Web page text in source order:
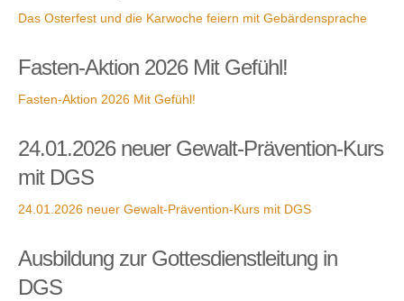
Das Osterfest und die Karwoche feiern mit Gebärdensprache
Fasten-Aktion 2026 Mit Gefühl!
Fasten-Aktion 2026 Mit Gefühl!
24.01.2026 neuer Gewalt-Prävention-Kurs
mit DGS
24.01.2026 neuer Gewalt-Prävention-Kurs mit DGS
Ausbildung zur Gottesdienstleitung in
DGS